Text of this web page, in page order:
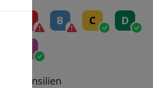
B C D
Transilien